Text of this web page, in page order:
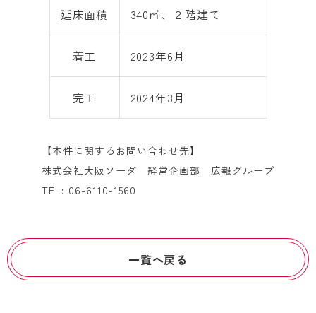
延床面積 340㎡、２階建て
着工 2023年6月
完工 2024年3月
【本件に関するお問い合わせ先】
株式会社大阪ソーダ 経営企画部 広報グループ
TEL: 06-6110-1560
一覧へ戻る